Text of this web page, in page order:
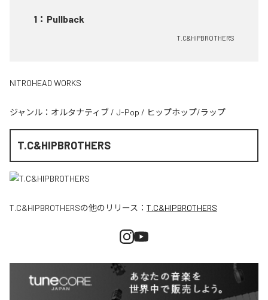
1 ： Pullback
T.C&HIPBROTHERS
NITROHEAD WORKS
ジャンル： オルタナティブ / J-Pop / ヒップホップ/ラップ
T.C&HIPBROTHERS
T.C&HIPBROTHERSの他のリリース： T.C&HIPBROTHERS